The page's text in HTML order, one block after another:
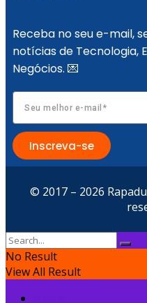
No Result
View All Result
Receba no seu e-mail,
notícias de Tecnologia,
Negócios. 💌
Inscreva-se
© 2017 – 2026
No Result
View All Result